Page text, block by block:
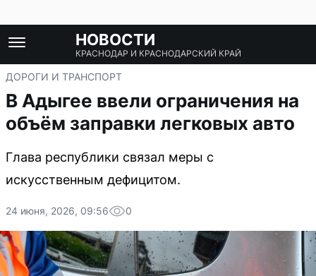
НОВОСТИ
КРАСНОДАР И КРАСНОДАРСКИЙ КРАЙ
ДОРОГИ И ТРАНСПОРТ
В Адыгее ввели ограничения на
объём заправки легковых авто
Глава республики связал меры с
искусственным дефицитом.
24 июня, 2026, 09:56 0